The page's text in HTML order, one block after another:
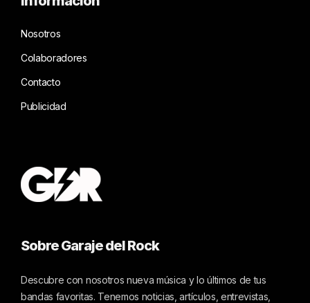
Nosotros
Colaboradores
Contacto
Publicidad
Sobre Garaje del Rock
Descubre con nosotros nueva música y lo últimos de tus
bandas favoritas. Tenemos noticias, artículos, entrevistas,